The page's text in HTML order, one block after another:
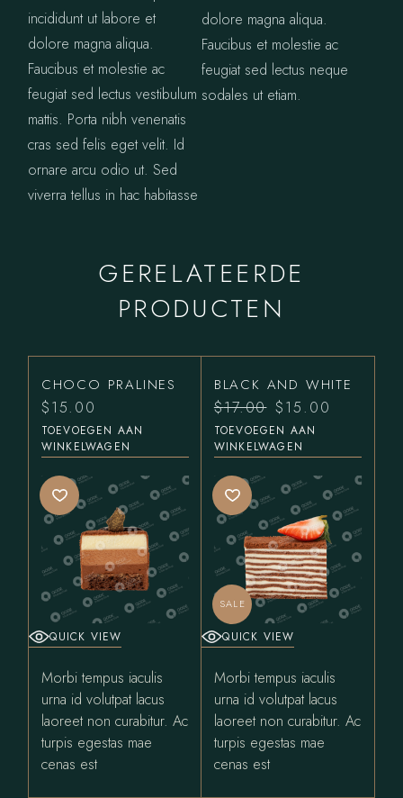
incididunt ut labore et
dolore magna aliqua.
Faucibus et molestie ac
feugiat sed lectus vestibulum
mattis. Porta nibh venenatis
cras sed felis eget velit. Id
ornare arcu odio ut. Sed
viverra tellus in hac habitasse
dolore magna aliqua.
Faucibus et molestie ac
feugiat sed lectus neque
sodales ut etiam.
GERELATEERDE
PRODUCTEN
CHOCO PRALINES
$15.00
TOEVOEGEN AAN
WINKELWAGEN
QUICK VIEW
Morbi tempus iaculis
urna id volutpat lacus
laoreet non curabitur. Ac
turpis egestas mae
cenas est
BLACK AND WHITE
$17.00 $15.00
TOEVOEGEN AAN
WINKELWAGEN
SALE
QUICK VIEW
Morbi tempus iaculis
urna id volutpat lacus
laoreet non curabitur. Ac
turpis egestas mae
cenas est